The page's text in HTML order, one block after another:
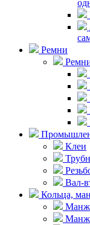
Ремни
Клеи
Вал-
Кольца,